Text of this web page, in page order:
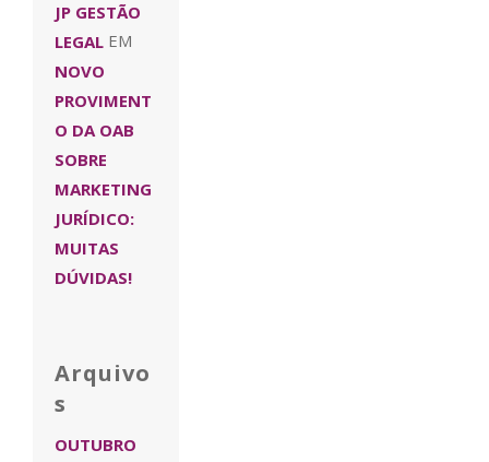
JP GESTÃO
LEGAL EM
NOVO
PROVIMENT
O DA OAB
SOBRE
MARKETING
JURÍDICO:
MUITAS
DÚVIDAS!
Arquivo
s
OUTUBRO